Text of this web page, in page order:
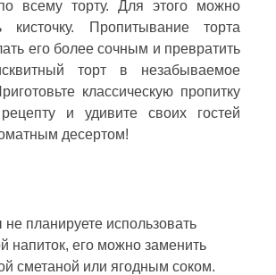
всему торту. Для этого можно
кисточку. Пропитывание торта
его более сочным и превратить
торт в незабываемое
классическую пропитку
и удивите своих гостей
десертом!
планируете использовать
напиток, его можно заменить
сметаной или ягодным соком.